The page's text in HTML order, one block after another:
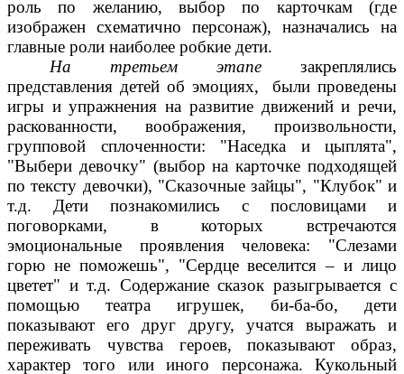
роль по желанию, выбор по карточкам (где
изображен схематично персонаж), назначались на
главные роли наиболее робкие дети.
На третьем этапе закреплялись
представления детей об эмоциях, были проведены
игры и упражнения на развитие движений и речи,
раскованности, воображения, произвольности,
групповой сплоченности: "Наседка и цыплята",
"Выбери девочку" (выбор на карточке подходящей
по тексту девочки), "Сказочные зайцы", "Клубок" и
т.д. Дети познакомились с пословицами и
поговорками, в которых встречаются
эмоциональные проявления человека: "Слезами
горю не поможешь", "Сердце веселится – и лицо
цветет" и т.д. Содержание сказок разыгрывается с
помощью театра игрушек, би-ба-бо, дети
показывают его друг другу, учатся выражать и
переживать чувства героев, показывают образ,
характер того или иного персонажа. Кукольный